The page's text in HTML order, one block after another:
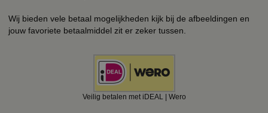
Wij bieden vele betaal mogelijkheden kijk bij de afbeeldingen en
jouw favoriete betaalmiddel zit er zeker tussen.
Veilig betalen met iDEAL | Wero